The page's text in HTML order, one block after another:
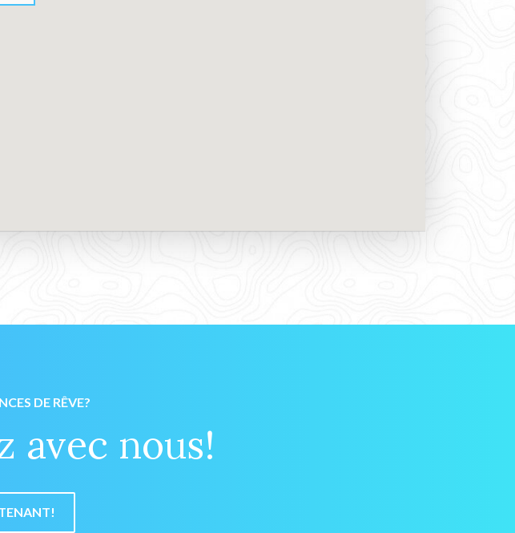
DE RÊVE?
avec nous!